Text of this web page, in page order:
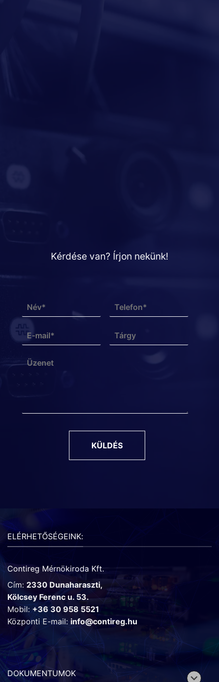
Kérdése van? Írjon nekünk!
KÜLDÉS
ELÉRHETŐSÉGEINK:
Contireg Mérnökiroda Kft.
Cím: 2330 Dunaharaszti,
Kölcsey Ferenc u. 53.
Mobil:+36 30 958 5521
Központi E-mail:info@contireg.hu
DOKUMENTUMOK